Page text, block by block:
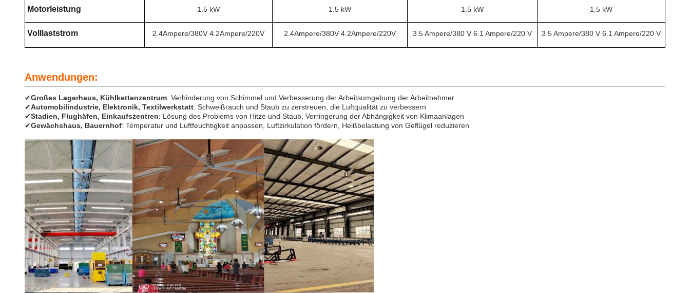
Motorleistung 1.5 kW 1.5 kW 1.5 kW 1.5 kW
Volllaststrom 2.4Ampere/380V 4.2Ampere/220V 2.4Ampere/380V 4.2Ampere/220V 3.5 Ampere/380 V 6.1 Ampere/220 V 3.5 Ampere/380 V 6.1 Ampere/220 V
Anwendungen:
✔Großes Lagerhaus, Kühlkettenzentrum: Verhinderung von Schimmel und Verbesserung der Arbeitsumgebung der Arbeitnehmer
✔Automobilindustrie, Elektronik, Textilwerkstatt: Schweißrauch und Staub zu zerstreuen, die Luftqualität zu verbessern
✔Stadien, Flughäfen, Einkaufszentren: Lösung des Problems von Hitze und Staub, Verringerung der Abhängigkeit von Klimaanlagen
✔Gewächshaus, Bauernhof: Temperatur und Luftfeuchtigkeit anpassen, Luftzirkulation fördern, Heißbelastung von Geflügel reduzieren